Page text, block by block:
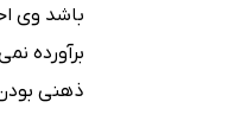
باشد وی
برآورده
ذهنی